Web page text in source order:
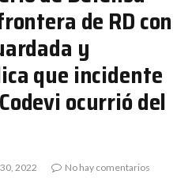
de RD con
y
que incidente
ocurrió del
2022
No hay comentarios